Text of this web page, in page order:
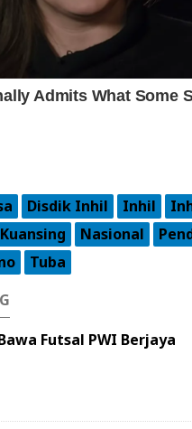
Disdik Inhil Inhil
Kuansing Nasional
Tuba
Futsal PWI Berjaya